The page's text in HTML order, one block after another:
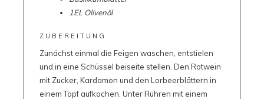
1EL Olivenöl
ZUBEREITUNG
Zunächst einmal die Feigen waschen, entstielen
und in eine Schüssel beiseite stellen. Den Rotwein
mit Zucker, Kardamon und den Lorbeerblättern in
einem Topf aufkochen. Unter Rühren mit einem